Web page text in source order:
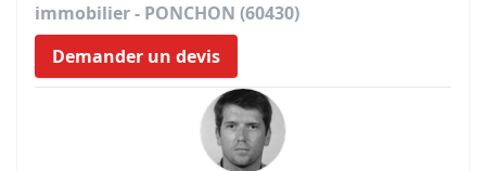
immobilier - PONCHON (60430)
Demander un devis